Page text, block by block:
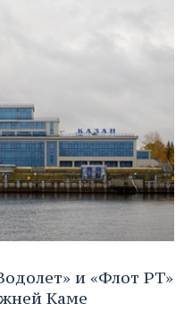
и «Флот РТ»
Каме